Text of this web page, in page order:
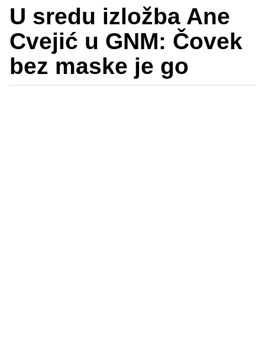
U sredu izložba Ane
Cvejić u GNM: Čovek
bez maske je go